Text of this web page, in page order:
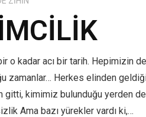
o kadar acı bir tarih. Hepimizin
zamanlar… Herkes elinden
gitti, kimimiz bulunduğu yerden
Ama bazı yürekler vardı ki,…